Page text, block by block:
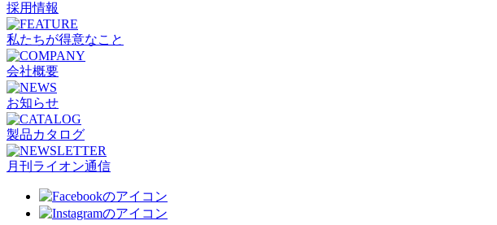
採用情報
私たちが得意なこと
会社概要
お知らせ
製品カタログ
月刊ライオン通信